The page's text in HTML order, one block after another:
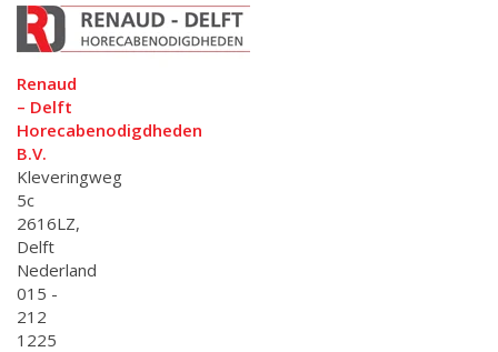
Renaud
– Delft
Horecabenodigdheden
B.V.
Kleveringweg
5c
2616LZ,
Delft
Nederland
015 -
212
1225